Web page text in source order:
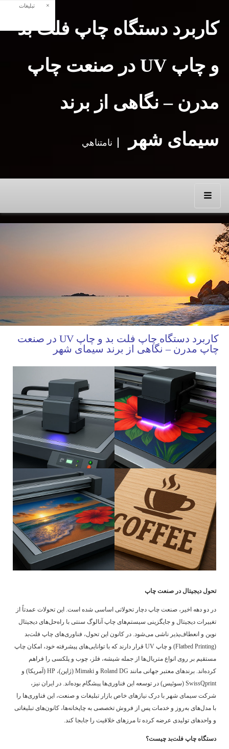
کاربرد دستگاه چاپ فلت‌ بد
و چاپ UV در صنعت چاپ
مدرن – نگاهی از برند
سیمای شهر
نامتناهي
کاربرد دستگاه چاپ فلت‌ بد و چاپ UV در صنعت
چاپ مدرن – نگاهی از برند سیمای شهر
تحول دیجیتال در صنعت چاپ
در دو دهه اخیر، صنعت چاپ دچار تحولاتی اساسی شده است. این تحولات عمدتاً از
تغییرات دیجیتال و جایگزینی سیستم‌های چاپ آنالوگ سنتی با راه‌حل‌های دیجیتال
نوین و انعطاف‌پذیر ناشی می‌شود. در کانون این تحول، فناوری‌های چاپ فلت‌بد
(Flatbed Printing) و چاپ UV قرار دارند که با توانایی‌های پیشرفته خود، امکان چاپ
مستقیم بر روی انواع متریال‌ها از جمله شیشه، فلز، چوب و پلکسی را فراهم
کرده‌اند. برندهای معتبر جهانی مانند Roland DG و Mimaki (ژاپن)، HP (آمریکا) و
SwissQprint (سوئیس) در توسعه این فناوری‌ها پیشگام بوده‌اند. در ایران نیز،
شرکت سیمای شهر با درک نیازهای خاص بازار تبلیغات و صنعت، این فناوری‌ها را
با مدل‌های به‌روز و خدمات پس از فروش تخصصی به چاپخانه‌ها، کانون‌های تبلیغاتی
و واحدهای تولیدی عرضه کرده تا مرزهای خلاقیت را جابجا کند.
دستگاه چاپ فلت‌بد چیست؟
تبلیغات